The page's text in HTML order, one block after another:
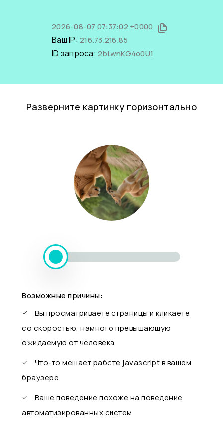
2026-08-07 07:37:02 +0000
Ваш IP: 216.73.216.85
ID запроса: 2bLwnKG4o0U1
Разверните картинку горизонтально
Возможные причины:
Вы просматриваете страницы и кликаете
со скоростью, намного превышающую
ожидаемую от человека
Что-то мешает работе javascript в вашем
браузере
Ваше поведение похоже на поведение
автоматизированных систем